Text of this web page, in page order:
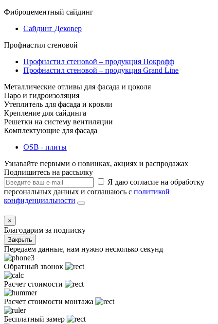
Фиброцементный сайдинг
Сайдинг Дековер
Профнастил стеновой
Профнастил стеновой – продукция Покрофф
Профнастил стеновой – продукция Grand Line
Металлические отливы для фасада и цоколя
Паро и гидроизоляция
Утеплитель для фасада и кровли
Крепление для сайдинга
Решетки на систему вентиляции
Комплектующие для фасада
OSB - плиты
Узнавайте первыми о новинках, акциях и распродажах
Подпишитесь на рассылку
Я даю согласие на обработку
персональных данных и соглашаюсь с политикой
конфиденциальности
×
Благодарим за подписку
Закрыть
Передаем данные, нам нужно несколько секунд
Обратный звонок
Расчет стоимости
Расчет стоимости монтажа
Бесплатный замер